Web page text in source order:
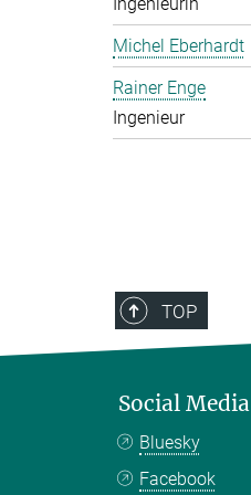
Michel Eberhardt
Rainer Enge
Ingenieur
TOP
Social Media
Bluesky
Facebook